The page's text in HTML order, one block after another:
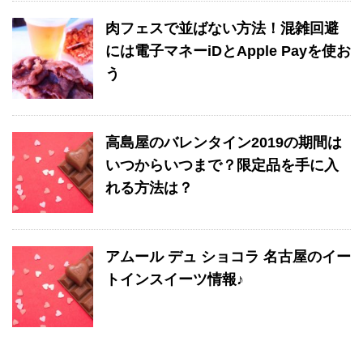
肉フェスで並ばない方法！混雑回避
には電子マネーiDとApple Payを使お
う
高島屋のバレンタイン2019の期間は
いつからいつまで？限定品を手に入
れる方法は？
アムール デュ ショコラ 名古屋のイー
トインスイーツ情報♪